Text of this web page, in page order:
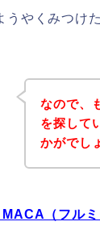
うやくみつけ
なので、
を探して
かがでし
（フルミ